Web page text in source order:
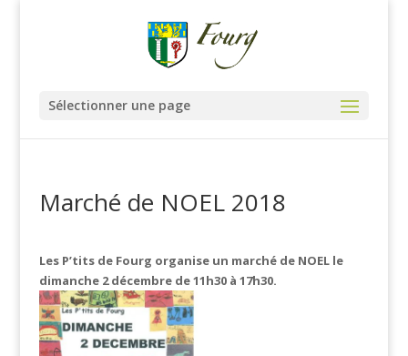
Sélectionner une page
Marché de NOEL 2018
Les P’tits de Fourg organise un marché de NOEL le
dimanche 2 décembre de 11h30 à 17h30.